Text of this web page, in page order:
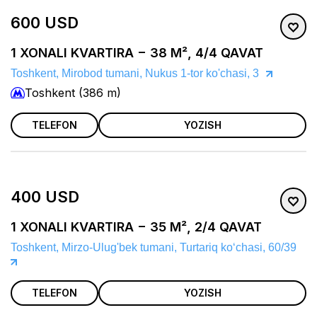
600 USD
1 XONALI KVARTIRA − 38 M², 4/4 QAVAT
Toshkent, Mirobod tumani, Nukus 1-tor ko'chasi, 3
Toshkent (386 m)
TELEFON YOZISH
400 USD
1 XONALI KVARTIRA − 35 M², 2/4 QAVAT
Toshkent, Mirzo-Ulug'bek tumani, Turtariq koʻchasi, 60/39
TELEFON YOZISH